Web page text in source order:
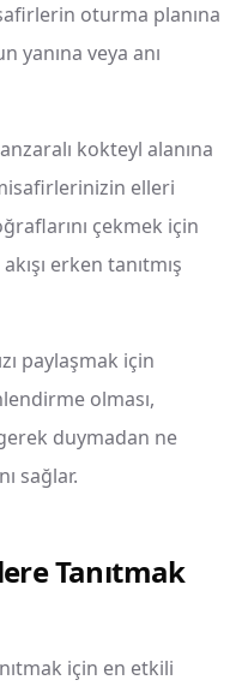
oturma planına
yanına veya anı
kokteyl alanına
elleri
çekmek için
erken tanıtmış
paylaşmak için
olması,
duymadan ne
sağlar.
Tanıtmak
için en etkili